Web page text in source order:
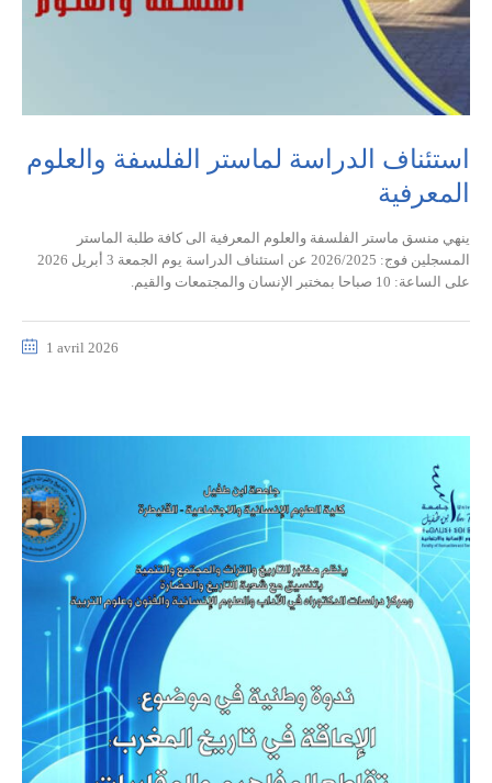
استئناف الدراسة لماستر الفلسفة والعلوم
المعرفية
ينهي منسق ماستر الفلسفة والعلوم المعرفية الى كافة طلبة الماستر
المسجلين فوج: 2026/2025 عن استئناف الدراسة يوم الجمعة 3 أبريل 2026
على الساعة: 10 صباحا بمختبر الإنسان والمجتمعات والقيم.
1 avril 2026